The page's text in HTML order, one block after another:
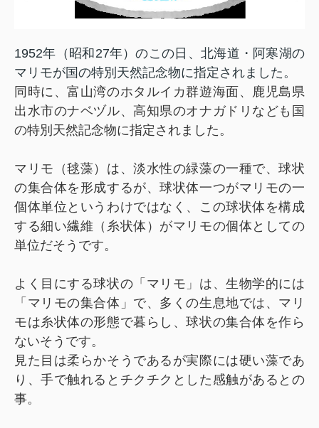
1952年（昭和27年）のこの日、北海道・阿寒湖の
マリモが国の特別天然記念物に指定されました。
同時に、富山湾のホタルイカ群遊海面、鹿児島県
出水市のナベヅル、高知県のオナガドリなども国
の特別天然記念物に指定されました。
マリモ（毬藻）は、淡水性の緑藻の一種で、球状
の集合体を形成するが、球状体一つがマリモの一
個体単位というわけではなく、この球状体を構成
する細い繊維（糸状体）がマリモの個体としての
単位だそうです。
よく目にする球状の「マリモ」は、生物学的には
「マリモの集合体」で、多くの生息地では、マリ
モは糸状体の形態で暮らし、球状の集合体を作ら
ないそうです。
見た目は柔らかそうであるが実際には硬い藻であ
り、手で触れるとチクチクとした感触があるとの
事。